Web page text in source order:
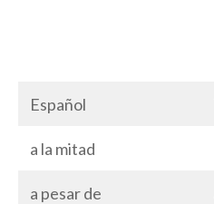
Español
a la mitad
a pesar de